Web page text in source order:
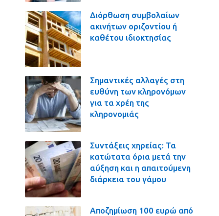
Διόρθωση συμβολαίων
ακινήτων οριζοντίου ή
καθέτου ιδιοκτησίας
Σημαντικές αλλαγές στη
ευθύνη των κληρονόμων
για τα χρέη της
κληρονομιάς
Συντάξεις χηρείας: Τα
κατώτατα όρια μετά την
αύξηση και η απαιτούμενη
διάρκεια του γάμου
Αποζημίωση 100 ευρώ από